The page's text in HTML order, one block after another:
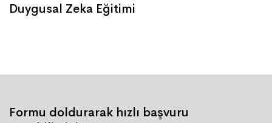
Duygusal Zeka Eğitimi
Formu doldurarak hızlı başvuru